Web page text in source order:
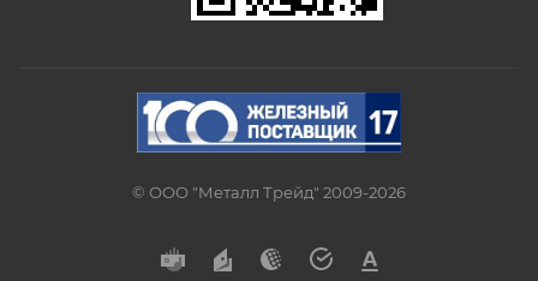
© ООО "Металл Трейд" 2009-2026